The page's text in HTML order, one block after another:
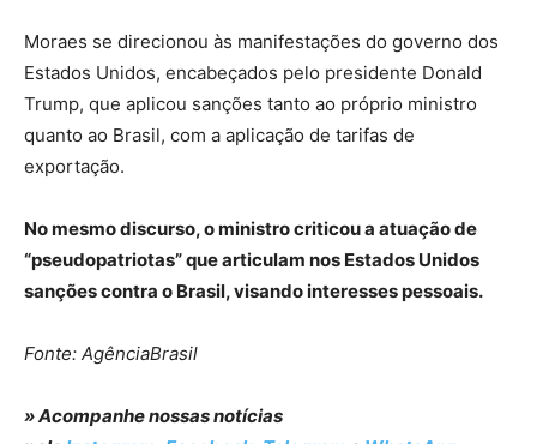
Moraes se direcionou às manifestações do governo dos
Estados Unidos, encabeçados pelo presidente Donald
Trump, que aplicou sanções tanto ao próprio ministro
quanto ao Brasil, com a aplicação de tarifas de
exportação.
No mesmo discurso, o ministro criticou a atuação de
“pseudopatriotas” que articulam nos Estados Unidos
sanções contra o Brasil, visando interesses pessoais.
Fonte: AgênciaBrasil
» Acompanhe nossas notícias